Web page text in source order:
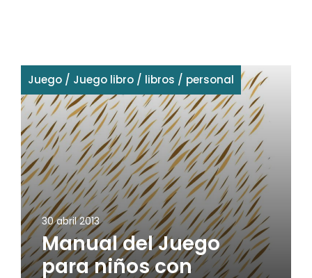
Juego / Juego libro / libros / personal
30 abril 2013
Manual del Juego
para niños con